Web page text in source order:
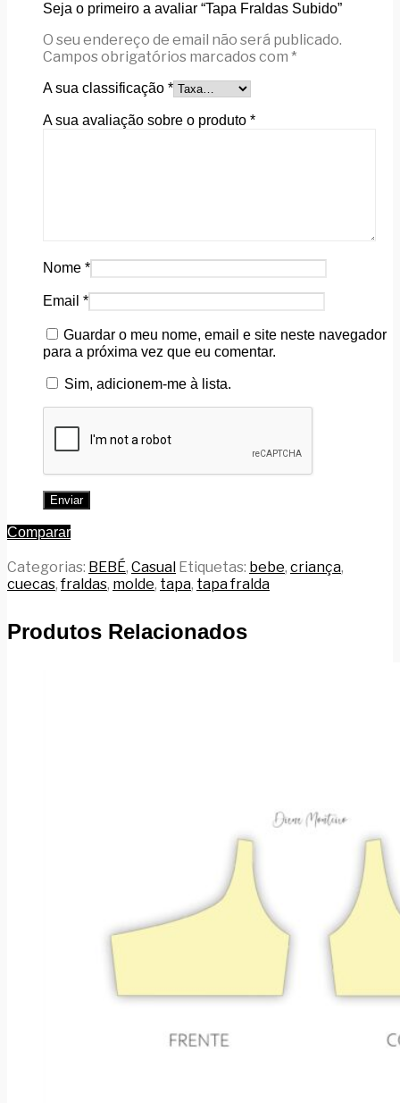
Seja o primeiro a avaliar “Tapa Fraldas Subido”
O seu endereço de email não será publicado.
Campos obrigatórios marcados com *
A sua classificação *
A sua avaliação sobre o produto *
Nome *
Email *
Guardar o meu nome, email e site neste navegador
para a próxima vez que eu comentar.
Sim, adicionem-me à lista.
Comparar
Categorias: BEBÉ, Casual Etiquetas: bebe, criança,
cuecas,fraldas, molde, tapa, tapa fralda
Produtos Relacionados